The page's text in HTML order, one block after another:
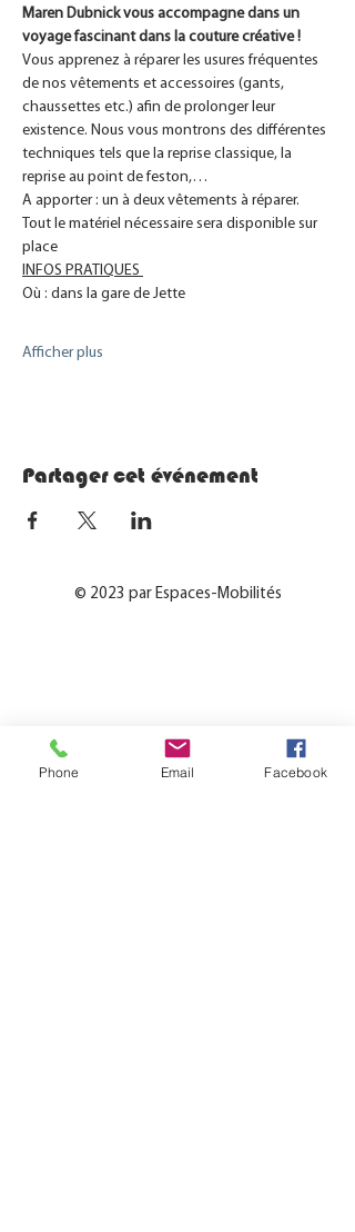
Maren Dubnick vous accompagne dans un
voyage fascinant dans la couture créative !
Vous apprenez à réparer les usures fréquentes
de nos vêtements et accessoires (gants,
chaussettes etc.) afin de prolonger leur
existence. Nous vous montrons des différentes
techniques tels que la reprise classique, la
reprise au point de feston,…
A apporter : un à deux vêtements à réparer.
Tout le matériel nécessaire sera disponible sur
place
INFOS PRATIQUES
Afficher plus
Partager cet événement
© 2023 par Espaces-Mobilités
Phone Email Facebook